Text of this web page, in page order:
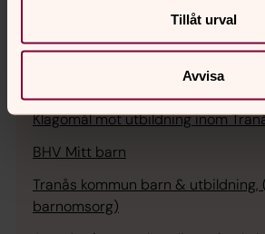
Tillåt urval
Avvisa
Läkemedelshantering
Anmälan om specialkost
Anmälan om kränkande behandling
Klagomål mot utbildning inom
BHV Mitt barn
Tranås kommun barn & utbildning,
barnomsorg)